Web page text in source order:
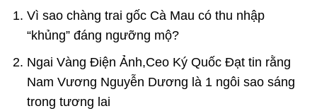
Vì sao chàng trai gốc Cà Mau có thu nhập
“khủng” đáng ngưỡng mộ?
Ngai Vàng Điện Ảnh,Ceo Ký Quốc Đạt tin rằng
Nam Vương Nguyễn Dương là 1 ngôi sao sáng
trong tương lai